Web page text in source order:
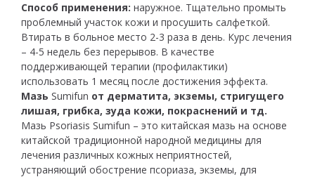
Способ применения: наружное. Тщательно промыть
проблемный участок кожи и просушить салфеткой.
Втирать в больное место 2-3 раза в день. Курс лечения
– 4-5 недель без перерывов. В качестве
поддерживающей терапии (профилактики)
использовать 1 месяц после достижения эффекта.
Мазь Sumifun от дерматита, экземы, стригущего
лишая, грибка, зуда кожи, покраснений и тд.
Мазь Psoriasis Sumifun – это китайская мазь на основе
китайской традиционной народной медицины для
лечения различных кожных неприятностей,
устраняющий обострение псориаза, экземы, для